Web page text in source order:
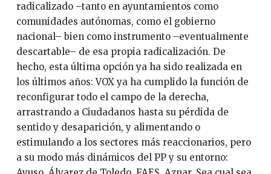
radicalizado –tanto en ayuntamientos como
comunidades autónomas, como el gobierno
nacional– bien como instrumento –eventualmente
descartable– de esa propia radicalización. De
hecho, esta última opción ya ha sido realizada en
los últimos años: VOX ya ha cumplido la función de
reconfigurar todo el campo de la derecha,
arrastrando a Ciudadanos hasta su pérdida de
sentido y desaparición, y alimentando o
estimulando a los sectores más reaccionarios, pero
a su modo más dinámicos del PP y su entorno: